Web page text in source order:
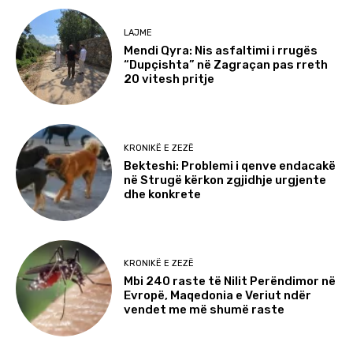
LAJME
Mendi Qyra: Nis asfaltimi i rrugës
“Dupçishta” në Zagraçan pas rreth
20 vitesh pritje
KRONIKË E ZEZË
Bekteshi: Problemi i qenve endacakë
në Strugë kërkon zgjidhje urgjente
dhe konkrete
KRONIKË E ZEZË
Mbi 240 raste të Nilit Perëndimor në
Evropë, Maqedonia e Veriut ndër
vendet me më shumë raste